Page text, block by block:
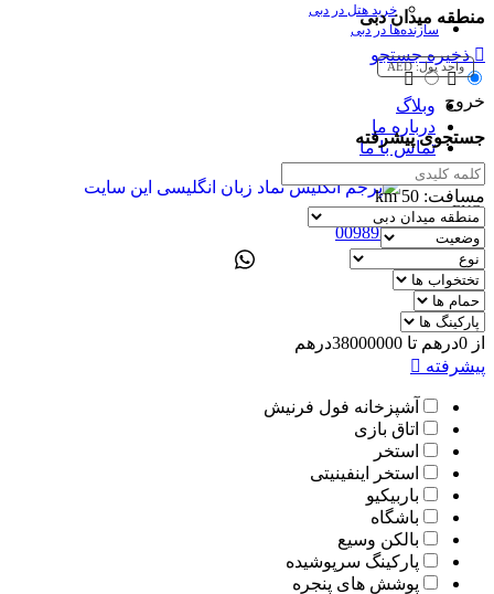
خرید هتل در دبی
سازنده‌ها در دبی
واحد پول: AED
وبلاگ
درباره ما
تماس با ما
ENG
00989305885808
منطقه میدان دبی
ذخیره جستجو
خروج
جستجوی پیشرفته
مسافت: 50
km
از 0درهم تا 38000000درهم
پیشرفته
آشپزخانه فول فرنیش
اتاق بازی
استخر
استخر اینفینیتی
باربیکیو
باشگاه
بالکن وسیع
پارکینگ سرپوشیده
پوشش های پنجره